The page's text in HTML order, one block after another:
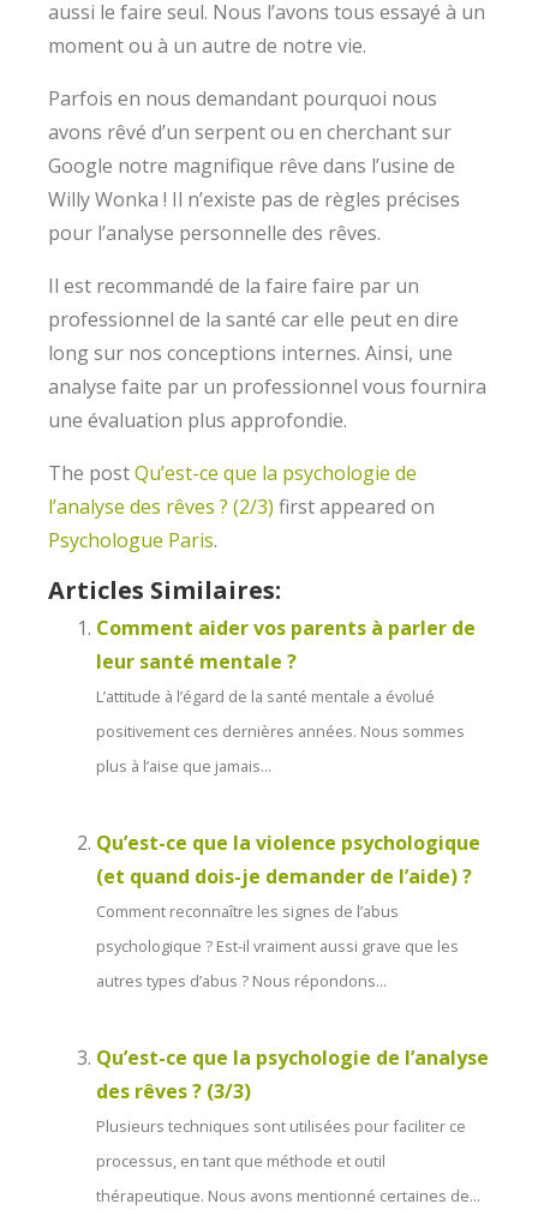
aussi le faire seul. Nous l’avons tous essayé à un
moment ou à un autre de notre vie.
Parfois en nous demandant pourquoi nous
avons rêvé d’un serpent ou en cherchant sur
Google notre magnifique rêve dans l’usine de
Willy Wonka ! Il n’existe pas de règles précises
pour l’analyse personnelle des rêves.
Il est recommandé de la faire faire par un
professionnel de la santé car elle peut en dire
long sur nos conceptions internes. Ainsi, une
analyse faite par un professionnel vous fournira
une évaluation plus approfondie.
The postQu’est-ce que la psychologie de
l’analyse des rêves ? (2/3) first appeared on
Psychologue Paris.
Articles Similaires:
Comment aider vos parents à parler de
leur santé mentale ?
L’attitude à l’égard de la santé mentale a évolué
positivement ces dernières années. Nous sommes
plus à l’aise que jamais...
Qu’est-ce que la violence psychologique
(et quand dois-je demander de l’aide) ?
Comment reconnaître les signes de l’abus
psychologique ? Est-il vraiment aussi grave que les
autres types d’abus ? Nous répondons...
Qu’est-ce que la psychologie de l’analyse
des rêves ? (3/3)
Plusieurs techniques sont utilisées pour faciliter ce
processus, en tant que méthode et outil
thérapeutique. Nous avons mentionné certaines de...